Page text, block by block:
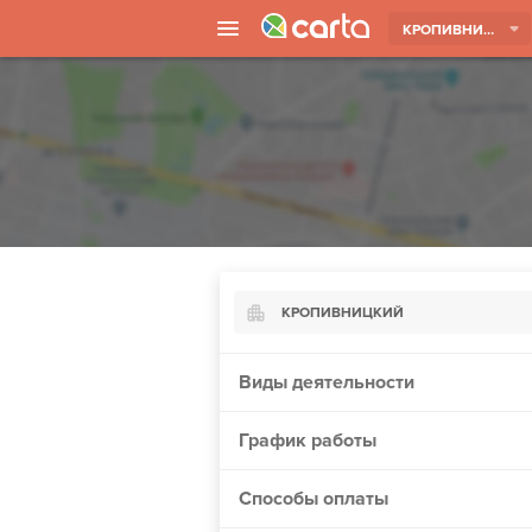
КРОПИВНИЦКИЙ
КРОПИВНИЦКИЙ
Борисполь
Виды деятельности
График работы
Способы оплаты